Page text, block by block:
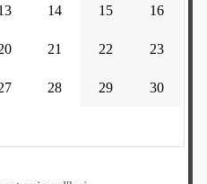
14 15 16
21 22 23
28 29 30